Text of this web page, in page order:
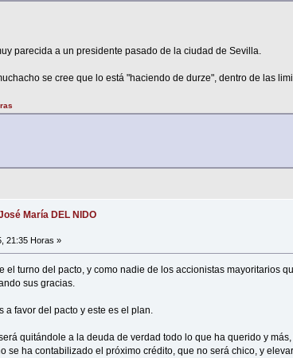
parecida a un presidente pasado de la ciudad de Sevilla.
se cree que lo está "haciendo de durze", dentro de las
María DEL NIDO
21:35 Horas »
el turno del pacto, y como nadie de los accionistas mayoritarios
sus gracias.
a favor del pacto y este es el plan.
quitándole a la deuda de verdad todo lo que ha querido y
se ha contabilizado el próximo crédito, que no será chico, y